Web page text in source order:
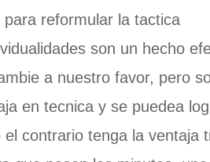
para reformular la tactica
son un hecho
a nuestro favor, pero
en tecnica y se puedea
el contrario tenga la ventaja